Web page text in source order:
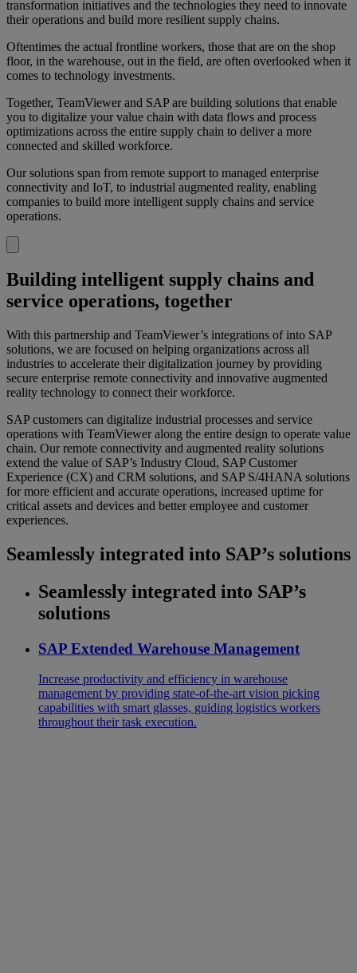
transformation initiatives and the technologies they need to innovate
their operations and build more resilient supply chains.
Oftentimes the actual frontline workers, those that are on the shop
floor, in the warehouse, out in the field, are often overlooked when it
comes to technology investments.
Together, TeamViewer and SAP are building solutions that enable
you to digitalize your value chain with data flows and process
optimizations across the entire supply chain to deliver a more
connected and skilled workforce.
Our solutions span from remote support to managed enterprise
connectivity and IoT, to industrial augmented reality, enabling
companies to build more intelligent supply chains and service
operations.
Building intelligent supply chains and
service operations, together
With this partnership and TeamViewer’s integrations of into SAP
solutions, we are focused on helping organizations across all
industries to accelerate their digitalization journey by providing
secure enterprise remote connectivity and innovative augmented
reality technology to connect their workforce.
SAP customers can digitalize industrial processes and service
operations with TeamViewer along the entire design to operate value
chain. Our remote connectivity and augmented reality solutions
extend the value of SAP’s Industry Cloud, SAP Customer
Experience (CX) and CRM solutions, and SAP S/4HANA solutions
for more efficient and accurate operations, increased uptime for
critical assets and devices and better employee and customer
experiences.
Seamlessly integrated into SAP’s solutions
Seamlessly integrated into SAP’s
solutions
SAP Extended Warehouse Management
Increase productivity and efficiency in warehouse
management by providing state-of-the-art vision picking
capabilities with smart glasses, guiding logistics workers
throughout their task execution.